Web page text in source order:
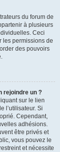
du forum de
à plusieurs
Ceci
les permissions de
des pouvoirs
rejoindre un ?
sur le lien
l’utilisateur. Si
Cependant,
adhésions.
être privés et
vous pouvez le
et nécessite